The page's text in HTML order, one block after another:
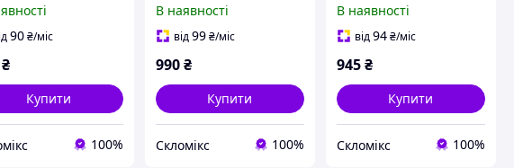
90₴/міс
₴
Купити
100%
кабіни (нержавійка)
В наявності
від99 ₴/міс
990 ₴
Купити
Скломікс 100%
кабіни (нержавійка)
В наявності
від94₴/міс
945₴
Купити
Скломікс 100%